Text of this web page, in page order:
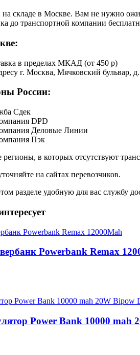
на складе в Москве. Вам не нужно
до транспортной компании
в пределах МКАД (от 450 р)
г. Москва, Мячковский бульвар,
России:
Сдек
DPD
Деловые Линии
Пэк
регионы, в которых отсутствуют
на сайтах перевозчиков.
разделе удобную для вас службу
Powerbank Remax
Power Bank 10000 mah